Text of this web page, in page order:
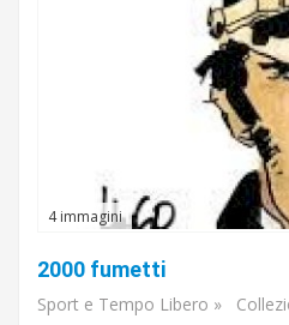
4 immagini
2000 fumetti
Sport e Tempo Libero »